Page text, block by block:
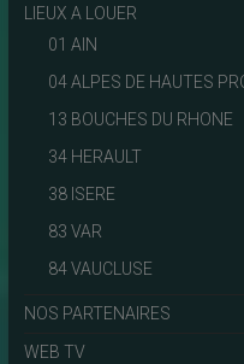
LIEUX A LOUER
01 AIN
04 ALPES DE HAUTES
13 BOUCHES DU RHONE
34 HERAULT
38 ISERE
83 VAR
84 VAUCLUSE
NOS PARTENAIRES
WEB TV